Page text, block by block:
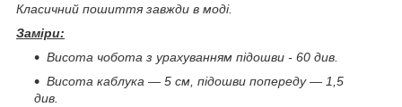
Класичний пошиття завжди в моді.
Заміри:
Висота чобота з урахуванням підошви - 60 див.
Висота каблука ― 5 см, підошви попереду― 1,5
див.